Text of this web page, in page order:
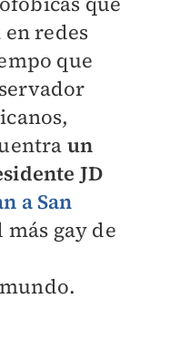
redes
que
un
JD
a San
gay de